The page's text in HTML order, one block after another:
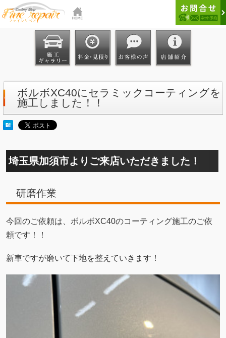
ボルボXC40にセラミックコーティングを
施工しました！！
埼玉県加須市よりご来店いただきました！
研磨作業
今回のご依頼は、ボルボXC40のコーティング施工のご依
頼です！！
新車ですが磨いて下地を整えていきます！